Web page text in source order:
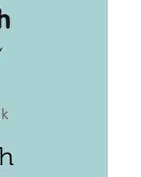
tous
et de vie,
est introduit
une égale
langues. Il
Les
associative,